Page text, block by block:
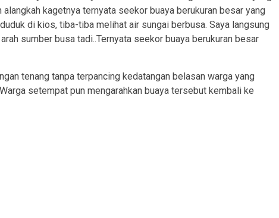
alangkah kagetnya ternyata seekor buaya berukuran besar yang
duduk di kios, tiba-tiba melihat air sungai berbusa. Saya langsung
sumber busa tadi..Ternyata seekor buaya berukuran besar
tenang tanpa terpancing kedatangan belasan warga yang
setempat pun mengarahkan buaya tersebut kembali ke